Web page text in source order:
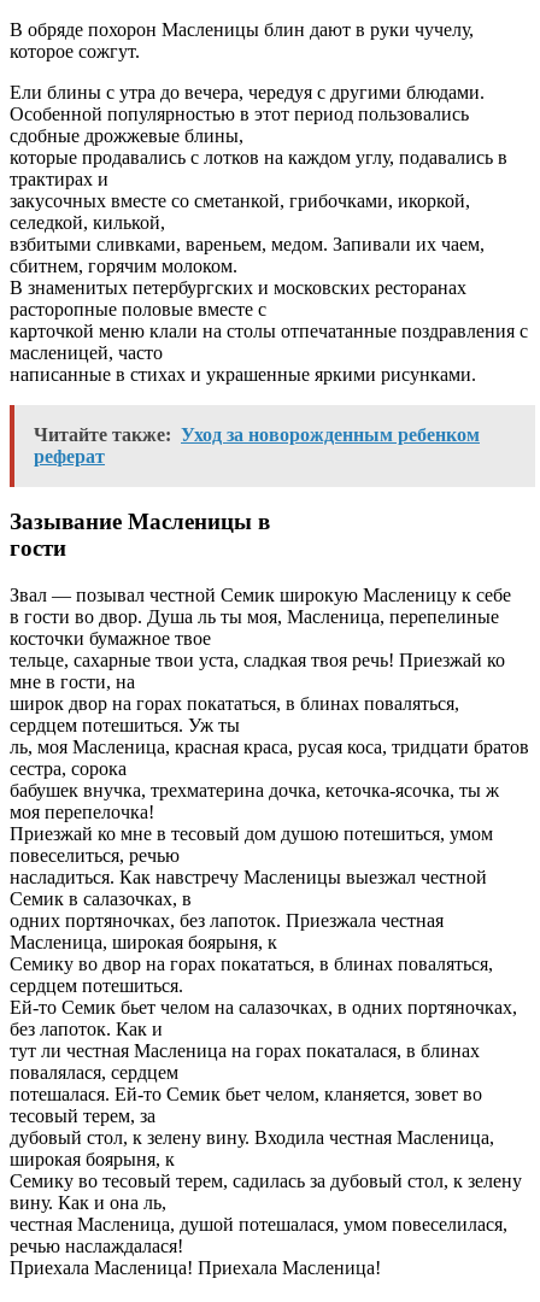
В обряде похорон Масленицы блин дают в руки чучелу,
которое сожгут.
Ели блины с утра до вечера, чередуя с другими блюдами.
Особенной популярностью в этот период пользовались
сдобные дрожжевые блины,
которые продавались с лотков на каждом углу, подавались в
трактирах и
закусочных вместе со сметанкой, грибочками, икоркой,
селедкой, килькой,
взбитыми сливками, вареньем, медом. Запивали их чаем,
сбитнем, горячим молоком.
В знаменитых петербургских и московских ресторанах
расторопные половые вместе с
карточкой меню клали на столы отпечатанные поздравления с
масленицей, часто
написанные в стихах и украшенные яркими рисунками.
Читайте также: Уход за новорожденным ребенком
реферат
Зазывание Масленицы в
гости
Звал — позывал честной Семик широкую Масленицу к себе
в гости во двор. Душа ль ты моя, Масленица, перепелиные
косточки бумажное твое
тельце, сахарные твои уста, сладкая твоя речь! Приезжай ко
мне в гости, на
широк двор на горах покататься, в блинах поваляться,
сердцем потешиться. Уж ты
ль, моя Масленица, красная краса, русая коса, тридцати братов
сестра, сорока
бабушек внучка, трехматерина дочка, кеточка-ясочка, ты ж
моя перепелочка!
Приезжай ко мне в тесовый дом душою потешиться, умом
повеселиться, речью
насладиться. Как навстречу Масленицы выезжал честной
Семик в салазочках, в
одних портяночках, без лапоток. Приезжала честная
Масленица, широкая боярыня, к
Семику во двор на горах покататься, в блинах поваляться,
сердцем потешиться.
Ей-то Семик бьет челом на салазочках, в одних портяночках,
без лапоток. Как и
тут ли честная Масленица на горах покаталася, в блинах
повалялася, сердцем
потешалася. Ей-то Семик бьет челом, кланяется, зовет во
тесовый терем, за
дубовый стол, к зелену вину. Входила честная Масленица,
широкая боярыня, к
Семику во тесовый терем, садилась за дубовый стол, к зелену
вину. Как и она ль,
честная Масленица, душой потешалася, умом повеселилася,
речью наслаждалася!
Приехала Масленица! Приехала Масленица!